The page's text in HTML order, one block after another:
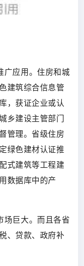
应用。住房和城
建筑综合信息管
，获证企业或认
乡建设主管部门
管理。省级住房
绿色建材认证推
式建筑等工程建
数据库中的产
巨大。而且各省
、贷款、政府补